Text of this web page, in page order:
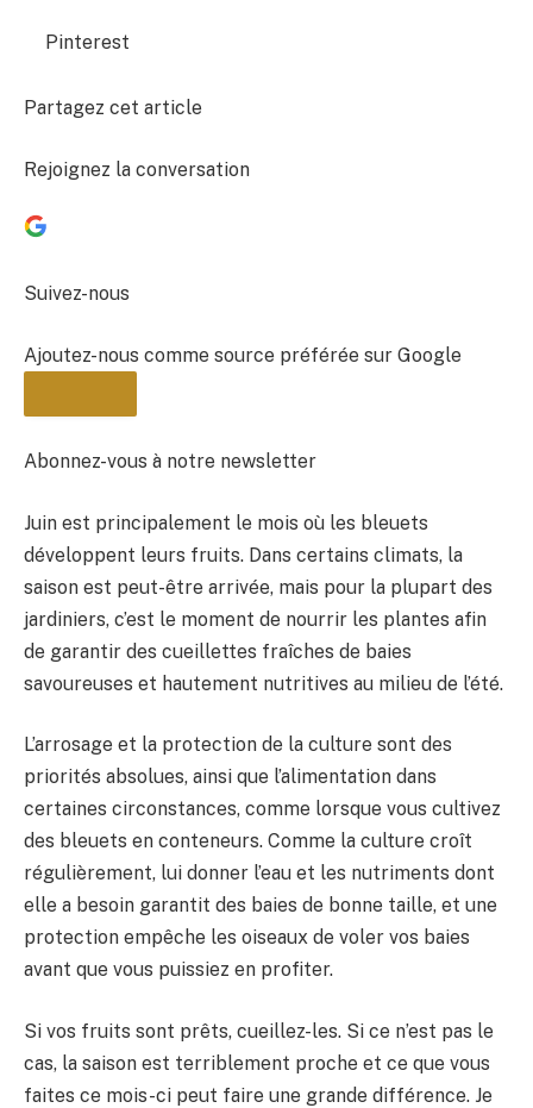
Pinterest
Partagez cet article
Rejoignez la conversation
Suivez-nous
Ajoutez-nous comme source préférée sur Google
BULLETIN
Abonnez-vous à notre newsletter
Juin est principalement le mois où les bleuets
développent leurs fruits. Dans certains climats, la
saison est peut-être arrivée, mais pour la plupart des
jardiniers, c’est le moment de nourrir les plantes afin
de garantir des cueillettes fraîches de baies
savoureuses et hautement nutritives au milieu de l’été.
L’arrosage et la protection de la culture sont des
priorités absolues, ainsi que l’alimentation dans
certaines circonstances, comme lorsque vous cultivez
des bleuets en conteneurs. Comme la culture croît
régulièrement, lui donner l’eau et les nutriments dont
elle a besoin garantit des baies de bonne taille, et une
protection empêche les oiseaux de voler vos baies
avant que vous puissiez en profiter.
Si vos fruits sont prêts, cueillez-les. Si ce n’est pas le
cas, la saison est terriblement proche et ce que vous
faites ce mois-ci peut faire une grande différence. Je